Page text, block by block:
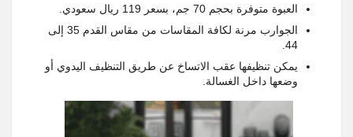
العبوة متوفرة بحجم 70 جم، بسعر 119 ريال سعودي.
الجوارب مرنة لكافة المقاسات من مقاس القدم 35 إلى
44.
يمكن تنظيفها عقب الاتساخ عن طريق التنظيف اليدوي أو
وضعها داخل الغسالة.